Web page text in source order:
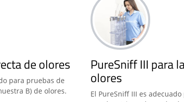
de olores
para pruebas de
B) de olores.
PureSniff III para
olores
El PureSniff III es